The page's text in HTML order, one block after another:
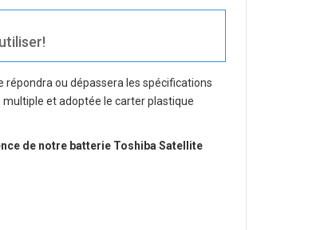
ou dépassera les spécifications
et adoptée le carter plastique
de notre batterie Toshiba Satellite